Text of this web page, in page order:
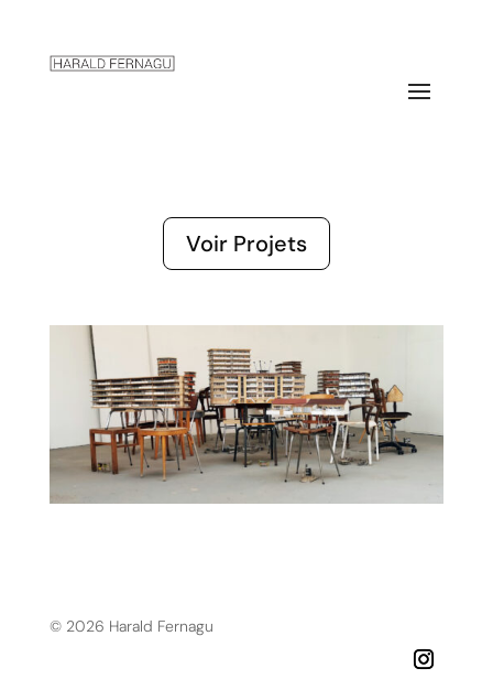
Voir Projets
© 2026 Harald Fernagu